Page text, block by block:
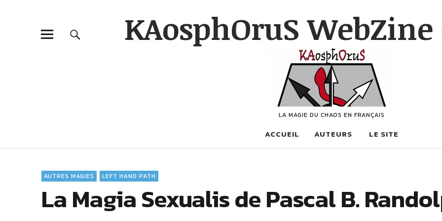
KAosphOruS
LA MAGIE DU CHAOS EN FRANÇAIS
ACCUEIL AUTEURS LE SITE
AUTRES MAGIES LEFT HAND PATH
La Magia Sexualis de Pascal B.